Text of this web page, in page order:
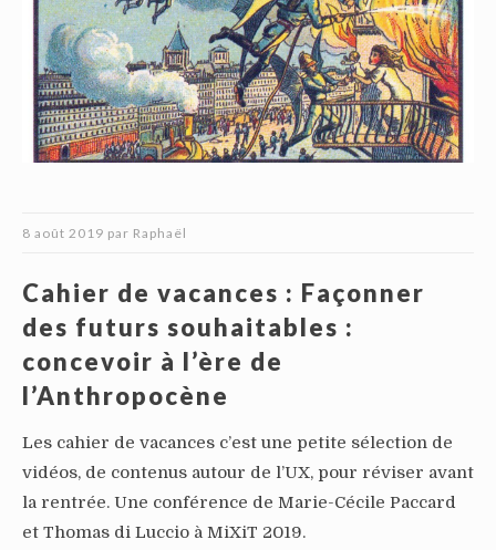
8 août 2019 par Raphaël
Cahier de vacances : Façonner
des futurs souhaitables :
concevoir à l’ère de
l’Anthropocène
Les cahier de vacances c’est une petite sélection de
vidéos, de contenus autour de l’UX, pour réviser avant
la rentrée. Une conférence de Marie-Cécile Paccard
et Thomas di Luccio à MiXiT 2019.